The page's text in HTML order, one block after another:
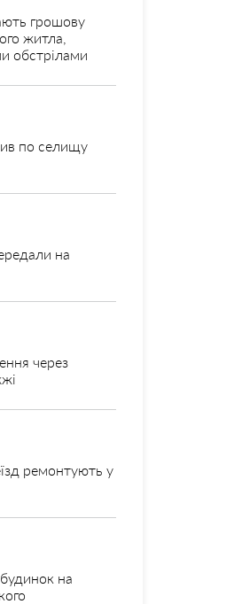
грошову
житла,
обстрілами
по селищу
на
через
ремонтують у
на